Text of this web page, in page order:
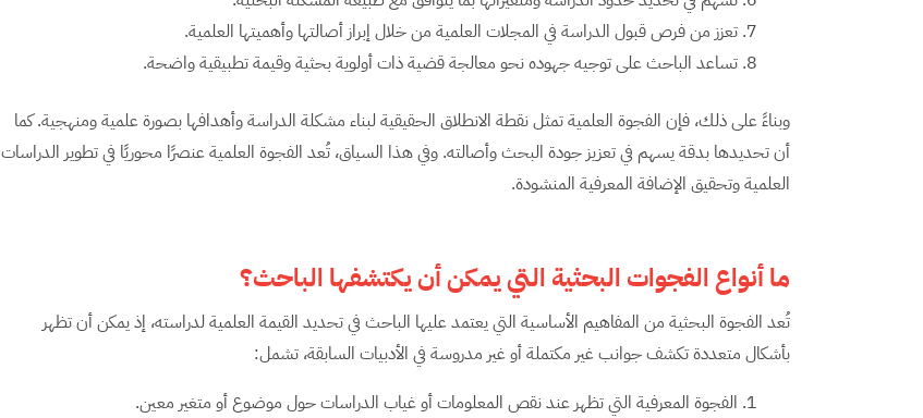
تعزز من فرص قبول الدراسة في المجلات العلمية من خلال إبراز أصالتها وأهميتها العلمية.
تساعد الباحث على توجيه جهوده نحو معالجة قضية ذات أولوية بحثية وقيمة تطبيقية واضحة.
وبناءً على ذلك، فإن الفجوة العلمية تمثل نقطة الانطلاق الحقيقية لبناء مشكلة الدراسة وأهدافها بصورة علمية ومنهجية. كما
أن تحديدها بدقة يسهم في تعزيز جودة البحث وأصالته. وفي هذا السياق، تُعد الفجوة العلمية عنصرًا محوريًا في تطوير الدراسات
العلمية وتحقيق الإضافة المعرفية المنشودة.
ما أنواع الفجوات البحثية التي يمكن أن يكتشفها الباحث؟
تُعد الفجوة البحثية من المفاهيم الأساسية التي يعتمد عليها الباحث في تحديد القيمة العلمية لدراسته، إذ يمكن أن تظهر
بأشكال متعددة تكشف جوانب غير مكتملة أو غير مدروسة في الأدبيات السابقة، تشمل:
الفجوة المعرفية التي تظهر عند نقص المعلومات أو غياب الدراسات حول موضوع أو متغير معين.